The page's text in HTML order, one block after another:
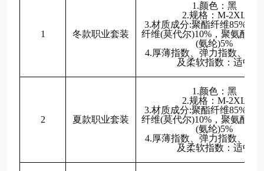
1 冬款职业套装
1.颜色：黑
2.规格：M-2XL
3.材质成分:聚酯纤维85%，
纤维(莫代尔)10%，聚氨酯弹
(氨纶)5%
4.厚薄指数、弹力指数、版
及柔软指数：适中
2 夏款职业套装
1.颜色：黑
2.规格：M-2XL
3.材质成分:聚酯纤维85%，
纤维(莫代尔)10%，聚氨酯弹
(氨纶)5%
4.厚薄指数、弹力指数、版
及柔软指数：适中